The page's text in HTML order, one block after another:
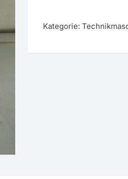
Technikmaschine
Kategorie: